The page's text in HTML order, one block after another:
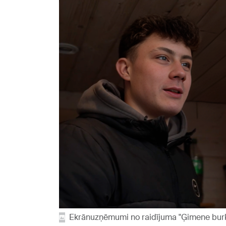
Ekrānuzņēmumi no raidījuma "Ģimene